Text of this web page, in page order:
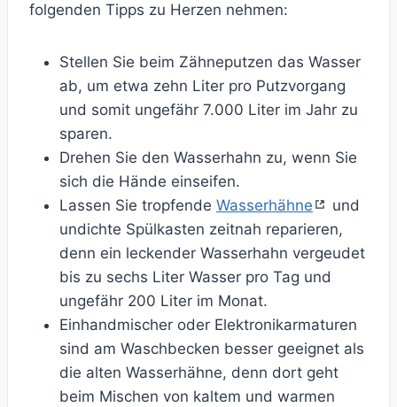
folgenden Tipps zu Herzen nehmen:
Stellen Sie beim Zähneputzen das Wasser
ab, um etwa zehn Liter pro Putzvorgang
und somit ungefähr 7.000 Liter im Jahr zu
sparen.
Drehen Sie den Wasserhahn zu, wenn Sie
sich die Hände einseifen.
Lassen Sie tropfende Wasserhähne
und
undichte Spülkasten zeitnah reparieren,
denn ein leckender Wasserhahn vergeudet
bis zu sechs Liter Wasser pro Tag und
ungefähr 200 Liter im Monat.
Einhandmischer oder Elektronikarmaturen
sind am Waschbecken besser geeignet als
die alten Wasserhähne, denn dort geht
beim Mischen von kaltem und warmen